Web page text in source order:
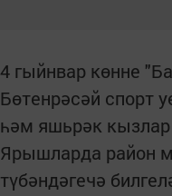
4 гыйнвар көнне
Бөтенрәсәй спорт
һәм яшьрәк
Ярышларда район
түбәндәгечә